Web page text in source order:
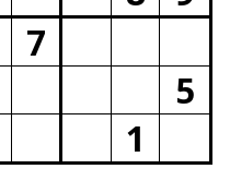
7
5
1